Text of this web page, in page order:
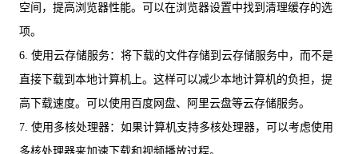
空间，提高浏览器性能。可以在浏览器设置中找到清理缓存的选
项。
6. 使用云存储服务：将下载的文件存储到云存储服务中，而不是
直接下载到本地计算机上。这样可以减少本地计算机的负担，提
高下载速度。可以使用百度网盘、阿里云盘等云存储服务。
7. 使用多核处理器：如果计算机支持多核处理器，可以考虑使用
多核处理器来加速下载和视频播放过程。